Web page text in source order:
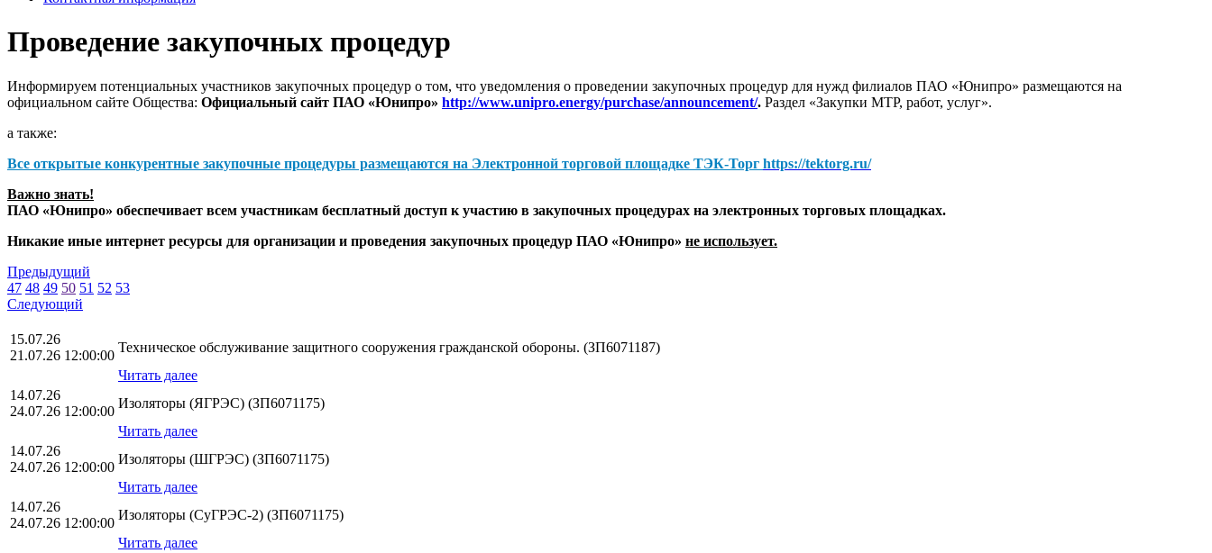
Проведение закупочных процедур
Информируем потенциальных участников закупочных процедур о том, что уведомления о проведении закупочных процедур для нужд филиалов ПАО «Юнипро» размещаются на
официальном сайте Общества: Официальный сайт ПАО «Юнипро» http://www.unipro.energy/purchase/announcement/. Раздел «Закупки МТР, работ, услуг».
а также:
Все открытые конкурентные закупочные процедуры размещаются на Электронной торговой площадке ТЭК-Торг https://tektorg.ru/
Важно знать!
ПАО «Юнипро» обеспечивает всем участникам бесплатный доступ к участию в закупочных процедурах на электронных торговых площадках.
Никакие иные интернет ресурсы для организации и проведения закупочных процедур ПАО «Юнипро» не использует.
Предыдущий
47 48 49 50 51 52 53
Следующий
15.07.26
21.07.26 12:00:00
Техническое обслуживание защитного сооружения гражданской обороны. (ЗП6071187)
Читать далее
14.07.26
24.07.26 12:00:00
Изоляторы (ЯГРЭС) (ЗП6071175)
Читать далее
14.07.26
24.07.26 12:00:00
Изоляторы (ШГРЭС) (ЗП6071175)
Читать далее
14.07.26
24.07.26 12:00:00
Изоляторы (СуГРЭС-2) (ЗП6071175)
Читать далее